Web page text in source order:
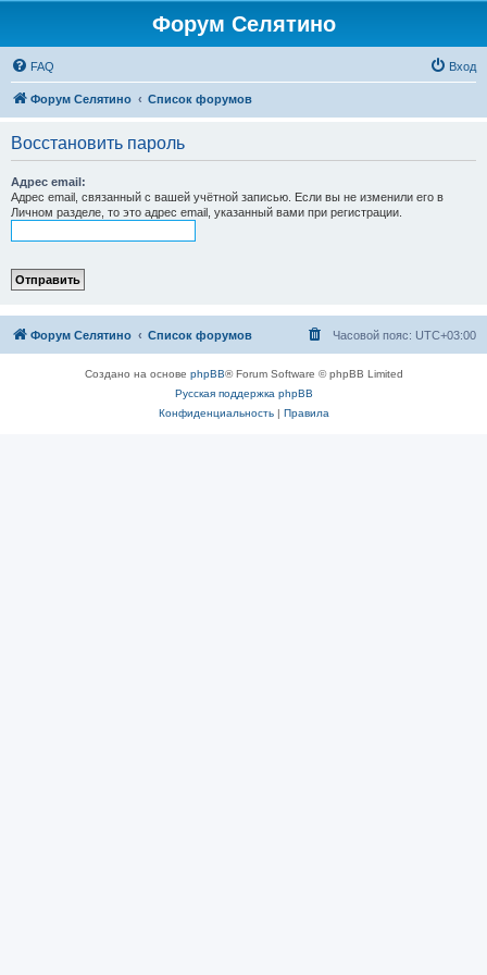
Форум Селятино
FAQ Вход
Форум Селятино Список форумов
Восстановить пароль
Адрес email:
Адрес email, связанный с вашей учётной записью. Если вы не изменили его в
Личном разделе, то это адрес email, указанный вами при регистрации.
Форум Селятино Список форумов Часовой пояс: UTC+03:00
Создано на основе phpBB® Forum Software © phpBB Limited
Русская поддержка phpBB
Конфиденциальность| Правила